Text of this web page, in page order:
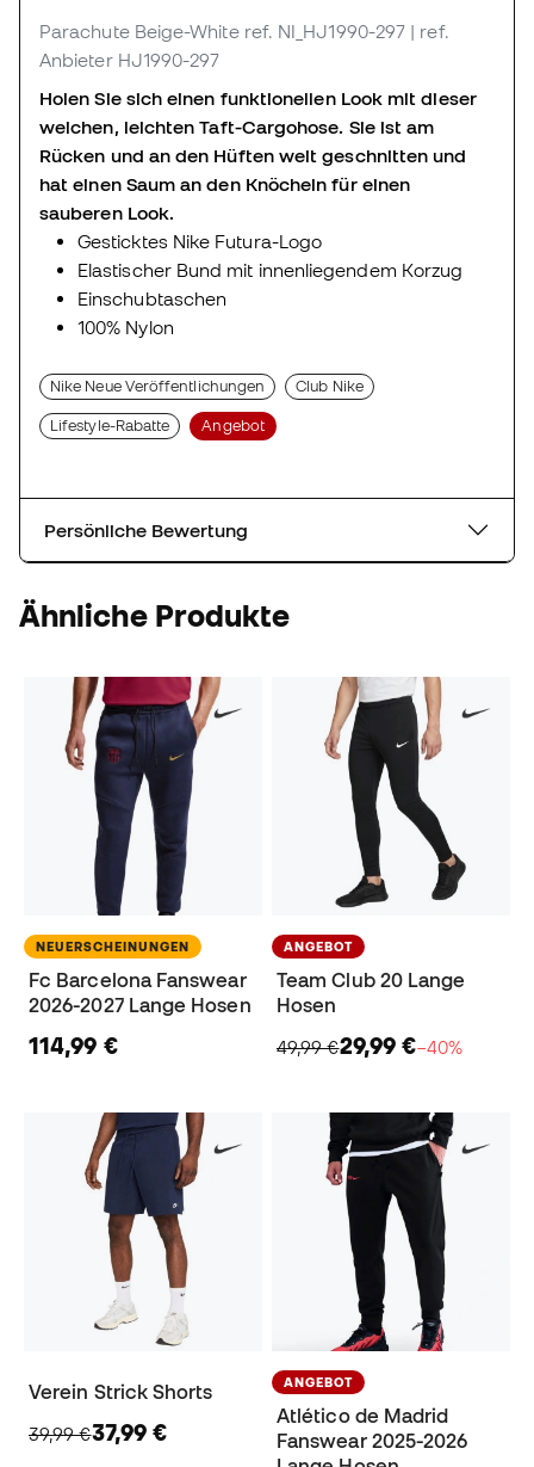
Parachute Beige-White ref. NI_HJ1990-297 | ref.
Anbieter HJ1990-297
Holen Sie sich einen funktionellen Look mit dieser
weichen, leichten Taft-Cargohose. Sie ist am
Rücken und an den Hüften weit geschnitten und
hat einen Saum an den Knöcheln für einen
sauberen Look.
Gesticktes Nike Futura-Logo
Elastischer Bund mit innenliegendem Korzug
Einschubtaschen
100% Nylon
Nike Neue Veröffentlichungen Club Nike
Lifestyle-Rabatte Angebot
Persönliche Bewertung
Ähnliche Produkte
NEUERSCHEINUNGEN
Fc Barcelona Fanswear
2026-2027 Lange Hosen
114,99 €
ANGEBOT
Team Club 20 Lange
Hosen
49,99 €29,99 €−40%
Verein Strick Shorts
39,99 €37,99 €
ANGEBOT
Atlético de Madrid
Fanswear 2025-2026